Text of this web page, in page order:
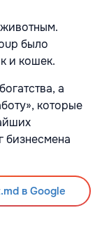
было
и кошек.
а
которые
бизнесмена
в Google